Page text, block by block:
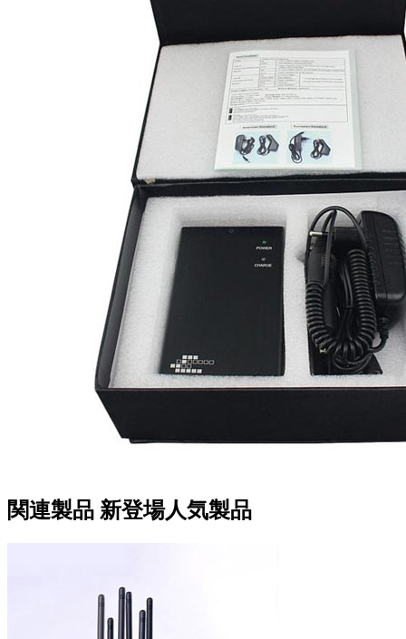
関連製品 新登場人気製品